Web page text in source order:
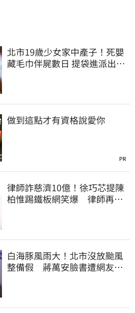
北市19歲少女家中產子！死嬰
藏毛巾伴屍數日 提袋進派出所
做到這點才有資格說愛你
PR
律師詐慈濟10億！徐巧芯提陳
柏惟踢鐵板網笑爆 律師再曬1
白海豚風雨大！北市沒放颱風
整備假 蔣萬安臉書遭網友灌